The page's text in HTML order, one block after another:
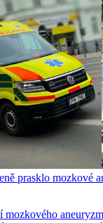
prasklo mozkové